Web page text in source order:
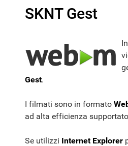
SKNT Gest
Gest.
I filmati sono in formato
ad alta efficienza
Se utilizzi Internet Explorer